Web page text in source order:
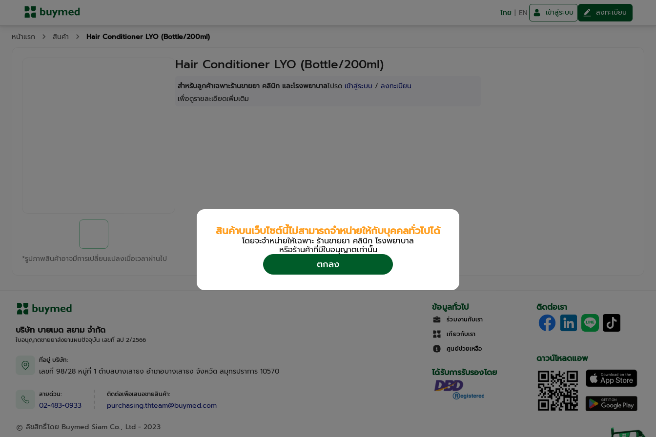
ไทย | EN เข้าสู่ระบบ ลงทะเบียน
หน้าแรก สินค้า Hair Conditioner LYO (Bottle/200ml)
*รูปภาพสินค้าอาจมีการเปลี่ยนแปลงเมื่อเวลาผ่านไป
Hair Conditioner LYO (Bottle/200ml)
สำหรับลูกค้าเฉพาะร้านขายยา คลินิก และโรงพยาบาลโปรด เข้าสู่ระบบ / ลงทะเบียน
เพื่อดูรายละเอียดเพิ่มเติม
บริษัท บายเมด สยาม จำกัด
ใบอนุญาตขายยาส่งยาแผนปัจจุบัน เลขที่ สป 2/2566
ที่อยู่ บริษัท:
เลขที่ 98/28 หมู่ที่ 1 ตำบลบางเสาธง อำเภอบางเสาธง จังหวัด สมุทรปราการ 10570
สายด่วน:
02-483-0933
ติดต่อเพื่อเสนอขายสินค้า:
purchasing.thteam@buymed.com
ลิขสิทธิ์โดย Buymed Siam Co., Ltd - 2023
ข้อมูลทั่วไป
ร่วมงานกับเรา
เกี่ยวกับเรา
ศูนย์ช่วยเหลือ
ได้รับการรับรองโดย
ติดต่อเรา
ดาวน์โหลดแอพ
สินค้าบนเว็บไซต์นี้ไม่สามารถจำหน่ายให้กับบุคคลทั่วไปได้
โดยจะจำหน่ายให้เฉพาะ ร้านขายยา คลินิก โรงพยาบาล
หรือร้านค้าที่มีใบอนุญาตเท่านััน
ตกลง